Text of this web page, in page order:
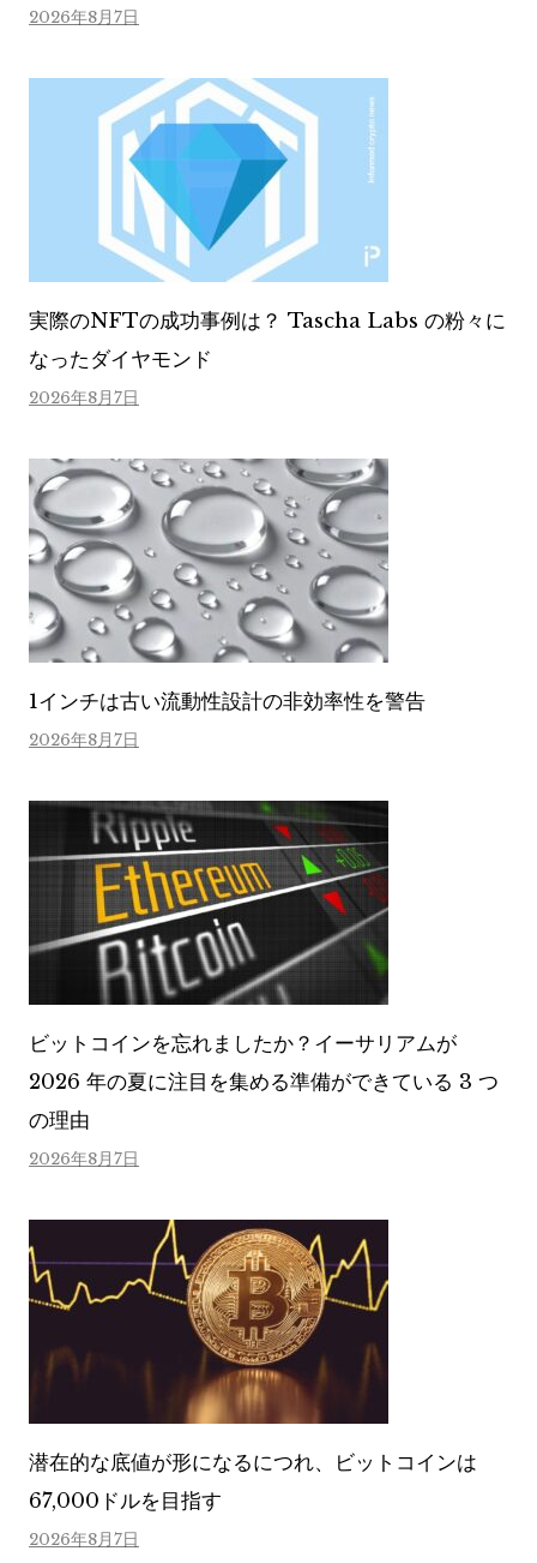
2026年8月7日
実際のNFTの成功事例は？ Tascha Labs の粉々に
なったダイヤモンド
2026年8月7日
1インチは古い流動性設計の非効率性を警告
2026年8月7日
ビットコインを忘れましたか？イーサリアムが
2026 年の夏に注目を集める準備ができている 3 つ
の理由
2026年8月7日
潜在的な底値が形になるにつれ、ビットコインは
67,000ドルを目指す
2026年8月7日